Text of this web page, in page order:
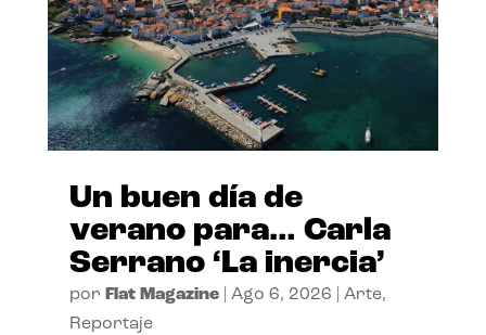
Un buen día de
verano para… Carla
Serrano ‘La inercia’
por Flat Magazine| Ago 6, 2026 Arte,
Reportaje